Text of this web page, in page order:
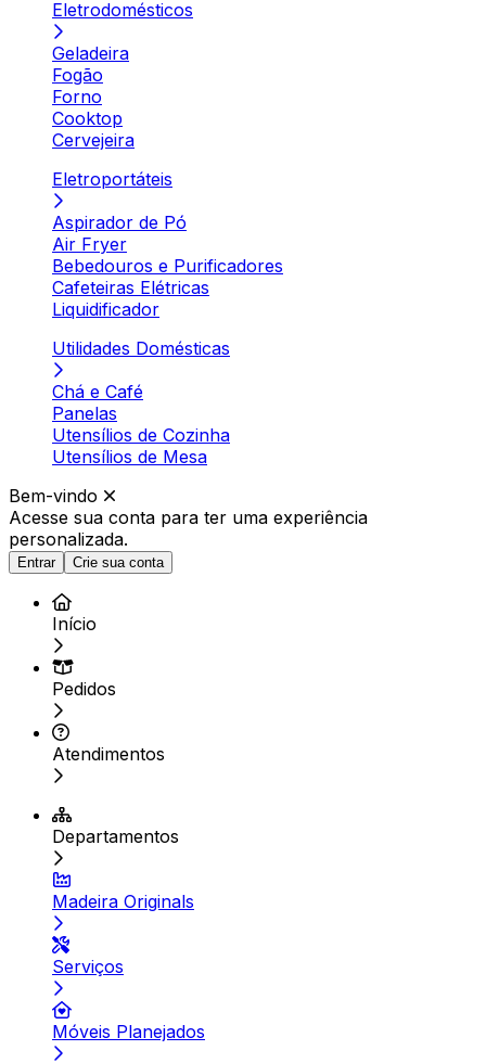
Eletrodomésticos
Geladeira
Fogão
Forno
Cooktop
Cervejeira
Eletroportáteis
Aspirador de Pó
Air Fryer
Bebedouros e Purificadores
Cafeteiras Elétricas
Liquidificador
Utilidades Domésticas
Chá e Café
Panelas
Utensílios de Cozinha
Utensílios de Mesa
Bem-vindo
Acesse sua conta para ter uma experiência
personalizada.
Entrar Crie sua conta
Início
Pedidos
Atendimentos
Departamentos
Madeira Originals
Serviços
Móveis Planejados